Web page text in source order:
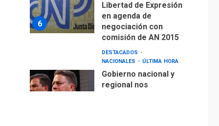
6
Libertad de Expresión
en agenda de
negociación con
comisión de AN 2015
DESTACADOS
NACIONALES
ÚLTIMA HORA
Gobierno nacional y
regional nos